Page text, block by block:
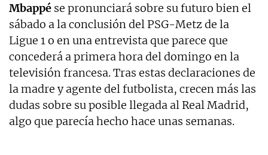
Mbappé se pronunciará sobre su futuro bien el
sábado a la conclusión del PSG-Metz de la
Ligue 1 o en una entrevista que parece que
concederá a primera hora del domingo en la
televisión francesa. Tras estas declaraciones de
la madre y agente del futbolista, crecen más las
dudas sobre su posible llegada al Real Madrid,
algo que parecía hecho hace unas semanas.